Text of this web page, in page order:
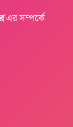
'এর সম্পর্কে